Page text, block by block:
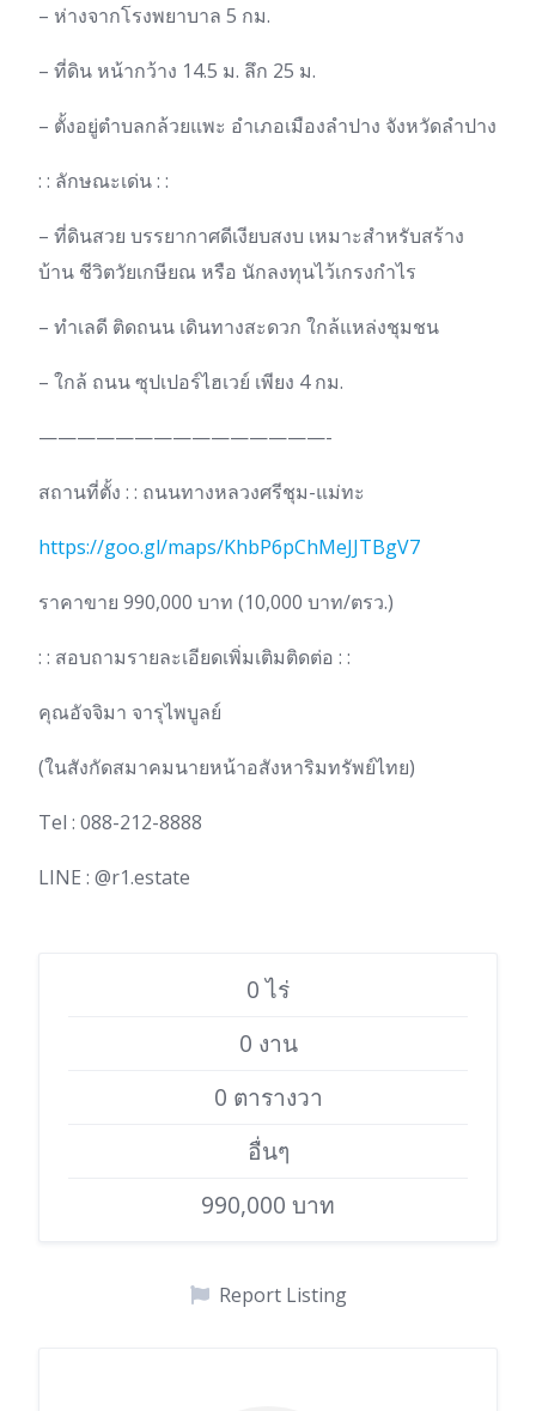
– ห่างจากโรงพยาบาล 5 กม.
– ที่ดิน หน้ากว้าง 14.5 ม. ลึก 25 ม.
– ตั้งอยู่ตำบลกล้วยแพะ อำเภอเมืองลำปาง จังหวัดลำปาง
: : ลักษณะเด่น : :
– ที่ดินสวย บรรยากาศดีเงียบสงบ เหมาะสำหรับสร้าง
บ้าน ชีวิตวัยเกษียณ หรือ นักลงทุนไว้เกรงกำไร
– ทำเลดี ติดถนน เดินทางสะดวก ใกล้แหล่งชุมชน
– ใกล้ ถนน ซุปเปอร์ไฮเวย์ เพียง 4 กม.
———————————————-
สถานที่ตั้ง : : ถนนทางหลวงศรีชุม-แม่ทะ
https://goo.gl/maps/KhbP6pChMeJJTBgV7
ราคาขาย 990,000 บาท (10,000 บาท/ตรว.)
: : สอบถามรายละเอียดเพิ่มเติมติดต่อ : :
คุณอัจจิมา จารุไพบูลย์
(ในสังกัดสมาคมนายหน้าอสังหาริมทรัพย์ไทย)
Tel : 088-212-8888
LINE : @r1.estate
0 ไร่
0 งาน
0 ตารางวา
อื่นๆ
990,000 บาท
Report Listing